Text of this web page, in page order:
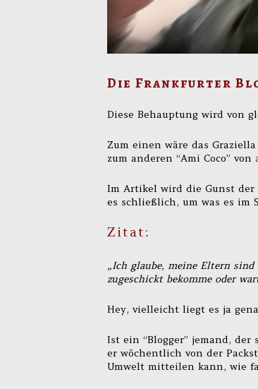
Die Frankfurter
Diese Behauptung wird von
Zum einen wäre das
zum anderen “Ami Coco” von
Im Artikel wird die Gunst der
es schließlich, um was es im
Zitat:
„Ich glaube, meine Eltern
zugeschickt bekomme oder
Hey, vielleicht liegt es ja
Ist ein “Blogger” jemand,
er wöchentlich von der
Umwelt mitteilen kann, wie